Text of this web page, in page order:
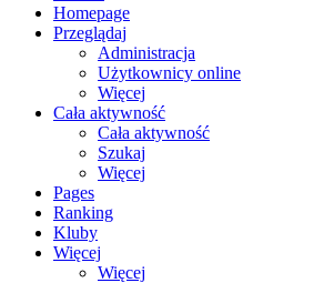
Homepage
Przeglądaj
Administracja
Użytkownicy online
Więcej
Cała aktywność
Cała aktywność
Szukaj
Więcej
Pages
Ranking
Kluby
Więcej
Więcej